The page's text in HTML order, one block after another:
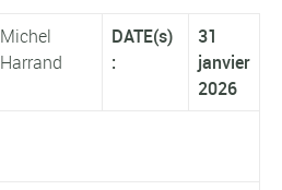
Michel
Harrand
DATE(s)
:
31
janvier
2026